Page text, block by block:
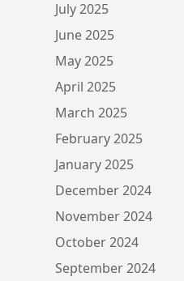
July 2025
June 2025
May 2025
April 2025
March 2025
February 2025
January 2025
December 2024
November 2024
October 2024
September 2024